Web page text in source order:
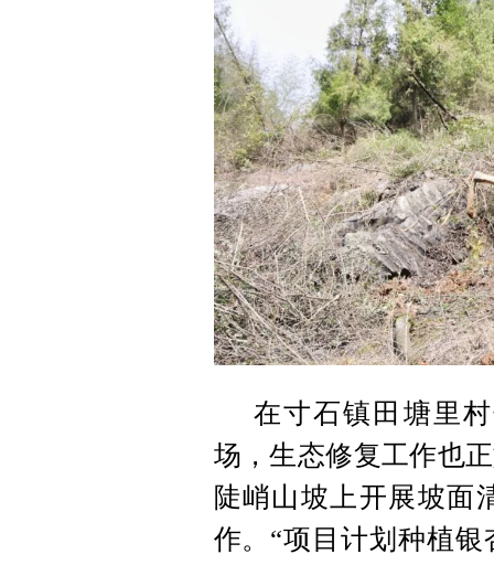
在寸石镇田塘里
场，生态修复工作也
陡峭山坡上开展坡面
作。“项目计划种植